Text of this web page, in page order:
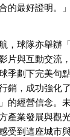
的最好證明。」
，球隊亦舉辦
片與互動交流
季劃下完美句
銷，成功強化
的經營信念。
產業發展與觀
受到這座城市